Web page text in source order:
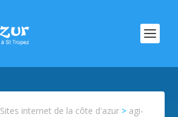
Sites internet de la côte d'azur > agi-